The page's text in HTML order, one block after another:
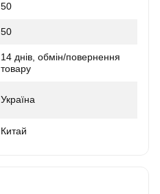
50
50
14 днів, обмін/повернення
товару
Україна
Китай